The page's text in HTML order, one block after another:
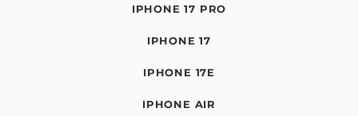
IPHONE 17 PRO
IPHONE 17
IPHONE 17E
IPHONE AIR